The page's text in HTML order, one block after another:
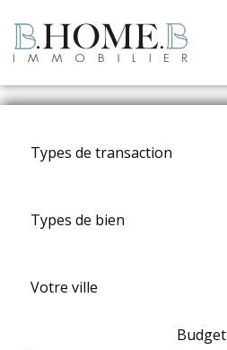
Budget